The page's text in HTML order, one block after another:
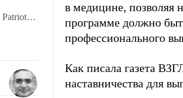
трех
с
период
в медицине, позволяя
программе должно
профессионального
Как писала газета
наставничества для